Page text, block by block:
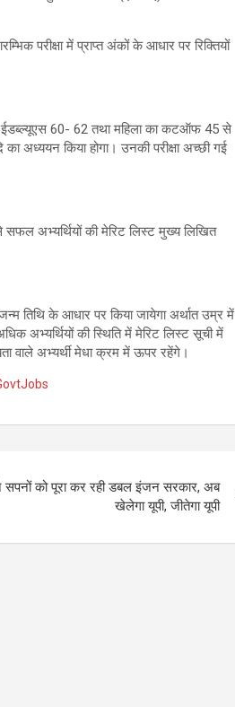
परीक्षा में प्राप्त अंकों के आधार पर रिक्तियों
60- 62 तथा महिला का कटऑफ 45 से
अध्ययन किया होगा। उनकी परीक्षा अच्छी गई
सफल अभ्यर्थियों की मेरिट लिस्ट मुख्य लिखित
तिथि के आधार पर किया जायेगा अर्थात उम्र में
अभ्यर्थियों की स्थिति में मेरिट लिस्ट सूची में
वाले अभ्यर्थी मेधा क्रम में ऊपर रहेंगे।
सपनों को पूरा कर रही डबल इंजन सरकार, अब
खेलेगा यूपी, जीतेगा यूपी